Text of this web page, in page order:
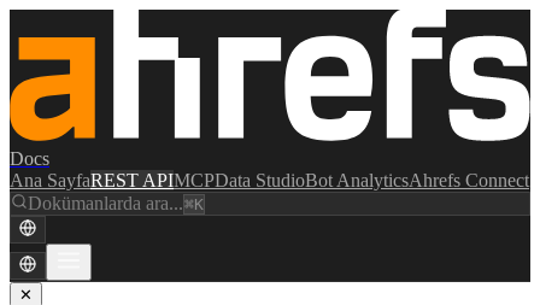
Docs
Ana SayfaREST APIMCPData StudioBot AnalyticsAhrefs Connect
Dokümanlarda ara...⌘K
✕